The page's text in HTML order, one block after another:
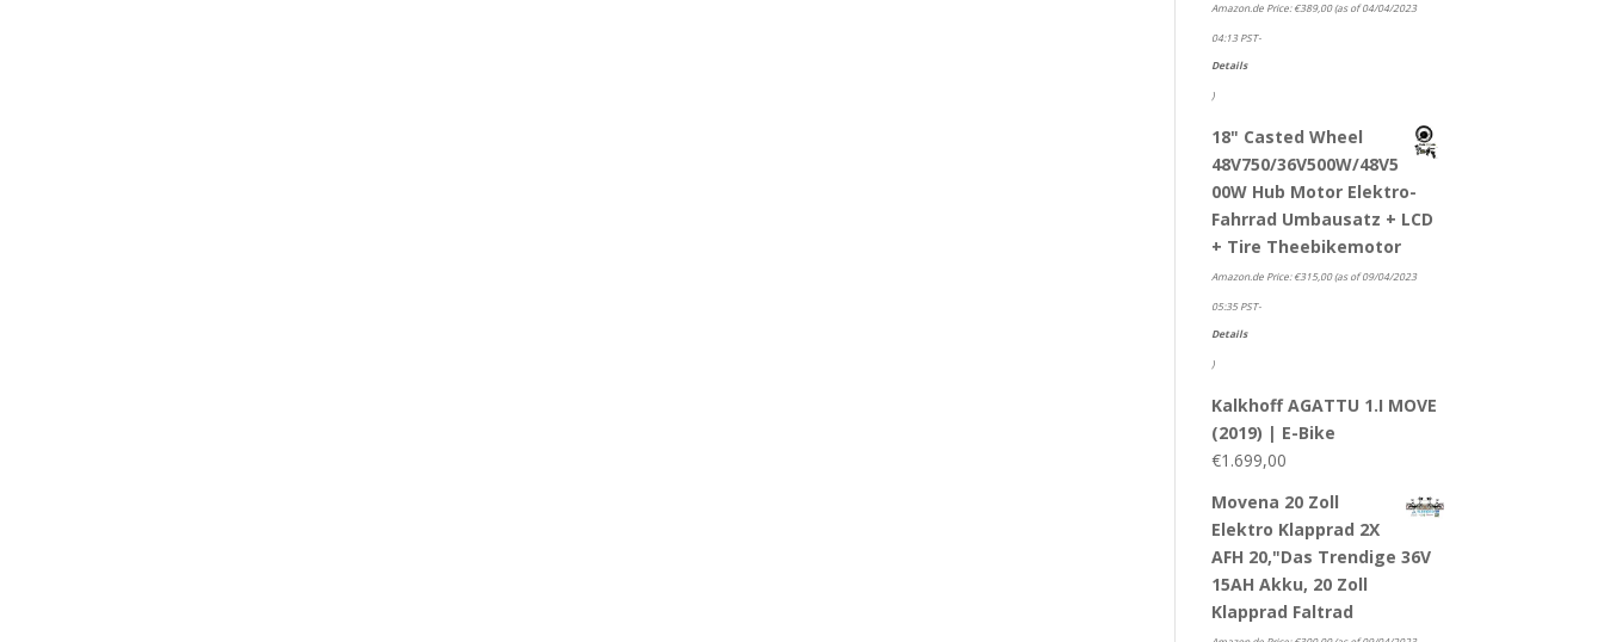
Amazon.de Price:€389,00(as of 04/04/2023
04:13 PST-
Details
)
18" Casted Wheel
48V750/36V500W/48V5
00W Hub Motor Elektro-
Fahrrad Umbausatz + LCD
+ Tire Theebikemotor
Amazon.de Price:€315,00(as of 09/04/2023
05:35 PST-
Details
)
Kalkhoff AGATTU 1.I MOVE
(2019) | E-Bike
€1.699,00
Movena 20 Zoll
Elektro Klapprad 2X
AFH 20,"Das Trendige 36V
15AH Akku, 20 Zoll
Klapprad Faltrad